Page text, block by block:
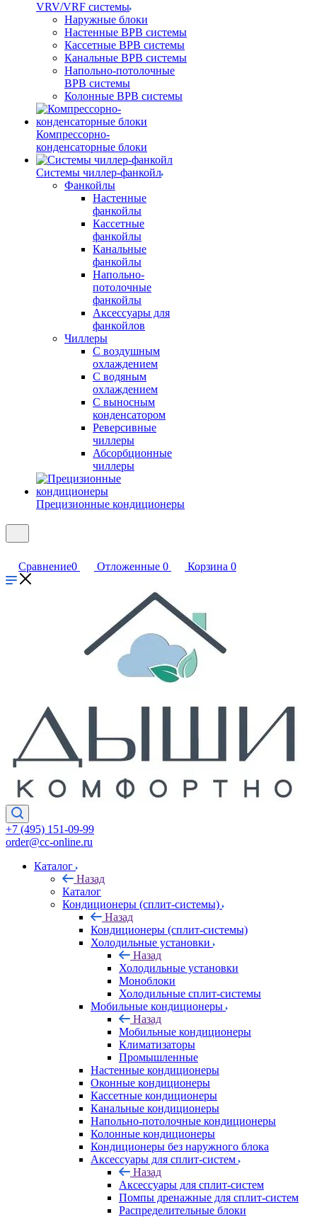
VRV/VRF системы
Наружные блоки
Настенные ВРВ системы
Кассетные ВРВ системы
Канальные ВРВ системы
Напольно-потолочные
ВРВ системы
Колонные ВРВ системы
Компрессорно-
конденсаторные блоки
Системы чиллер-фанкойл
Фанкойлы
Настенные
фанкойлы
Кассетные
фанкойлы
Канальные
фанкойлы
Напольно-
потолочные
фанкойлы
Аксессуары для
фанкойлов
Чиллеры
С воздушным
охлаждением
С водяным
охлаждением
С выносным
конденсатором
Реверсивные
чиллеры
Абсорбционные
чиллеры
Прецизионные кондиционеры
Сравнение0 Отложенные 0 Корзина 0
+7 (495) 151-09-99
order@cc-online.ru
Каталог
Назад
Каталог
Кондиционеры (сплит-системы)
Назад
Кондиционеры (сплит-системы)
Холодильные установки
Назад
Холодильные установки
Моноблоки
Холодильные сплит-системы
Мобильные кондиционеры
Назад
Мобильные кондиционеры
Климатизаторы
Промышленные
Настенные кондиционеры
Оконные кондиционеры
Кассетные кондиционеры
Канальные кондиционеры
Напольно-потолочные кондиционеры
Колонные кондиционеры
Кондиционеры без наружного блока
Аксессуары для сплит-систем
Назад
Аксессуары для сплит-систем
Помпы дренажные для сплит-систем
Распределительные блоки